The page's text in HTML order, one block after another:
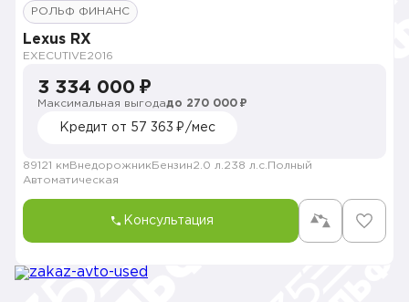
РОЛЬФ ФИНАНС
Lexus RX
EXECUTIVE2016
3 334 000 ₽
Максимальная выгодадо 270 000 ₽
Кредит от 57 363 ₽/мес
89121 км Внедорожник Бензин2.0 л. 238 л.с. Полный
Автоматическая
Консультация